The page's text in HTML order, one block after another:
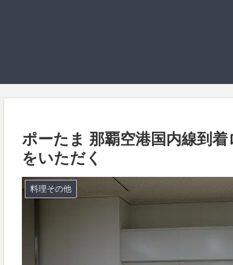
ポーたま 那覇空港国内線到
をいただく
料理その他